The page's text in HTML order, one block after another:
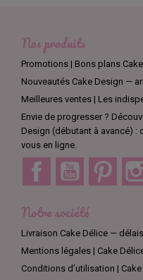
Nos produits
Promotions | Bons plans
Nouveautés Cake Design —
Meilleures ventes | Les
Envie de progresser ?
Design (débutant à avancé) :
vous en ligne.
Facebook YouTube
Notre société
Livraison Cake Délice —
Mentions légales | Cake
Conditions d’utilisation |